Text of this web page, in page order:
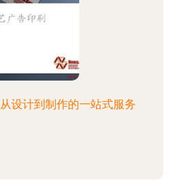
设计到制作的一站式服务